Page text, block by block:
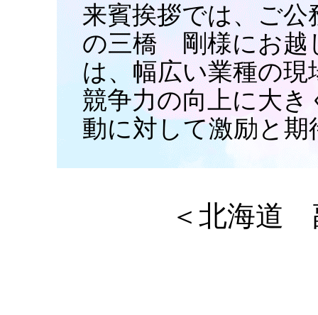
来賓挨拶では、ご
の三橋 剛様にお越
は、幅広い業種の
競争力の向上に大
動に対して激励と
＜北海道